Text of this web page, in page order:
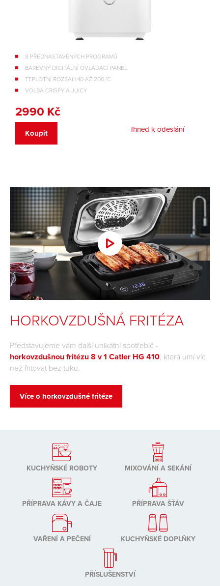
8 PŘEDNASTAVENÝCH PROGRAMŮ
BAREVNÝ DIGITÁLNÍ OVLÁDACÍ PANEL
TEPLOTNÍ ROZSAH 40 AŽ 200 °C
VOLBA CRISPY A JUICY
2990 Kč
Koupit Ihned k odeslání
HORKOVZDUŠNÁ FRITÉZA
Představujeme vám další unikátní spotřebič -
horkovzdušnou fritézu 8 v 1 Catler HG 410, která umí víc
než fritovat bez tuku.
Více o horkovzdušné fritéze
KUCHYŇSKÉ ROBOTY MIXOVÁNÍ A SEKÁNÍ
PŘÍPRAVA KÁVY A ČAJE PŘÍPRAVA ŠŤÁV
VAŘENÍ A PEČENÍ KUCHYŇSKÉ DOPLŇKY
PŘÍSLUŠENSTVÍ